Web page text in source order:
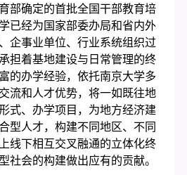
部确定的首批全国干部教育培
已经为国家部委办局和省内外
企事业单位、行业系统组织过
担着基地建设与日常管理的终
的办学经验，依托南京大学多
流和人才优势，将一如既往地
式、办学项目，为地方经济建
型人才，构建不同地区、不同
线下相互交叉融通的立体化终
社会的构建做出应有的贡献。